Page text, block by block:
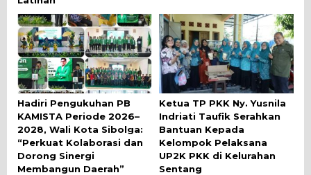
Hadiri Pengukuhan PB
KAMISTA Periode 2026–
2028, Wali Kota Sibolga:
“Perkuat Kolaborasi dan
Dorong Sinergi
Membangun Daerah”
Ketua TP PKK Ny. Yusnila
Indriati Taufik Serahkan
Bantuan Kepada
Kelompok Pelaksana
UP2K PKK di Kelurahan
Sentang